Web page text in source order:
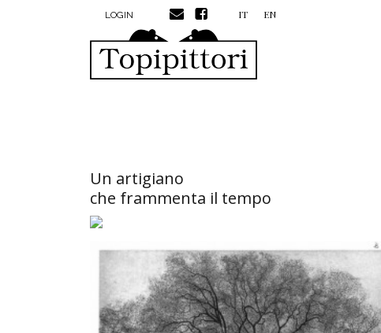
Salta al contenuto principale
MENU PROFILO UTENTE
LOGIN IT EN
Un artigiano
che frammenta il tempo